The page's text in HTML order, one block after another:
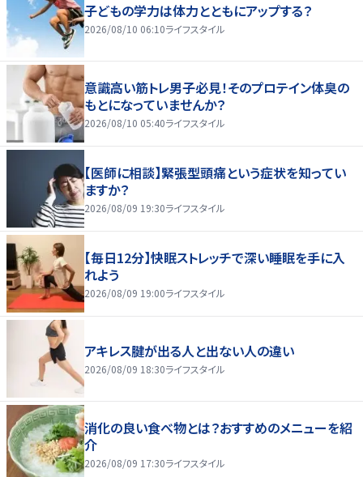
子どもの学力は体力とともにアップする？
2026/08/10 06:10ライフスタイル
意識高い筋トレ男子必見！そのプロテイン体臭の
もとになっていませんか？
2026/08/10 05:40ライフスタイル
【医師に相談】緊張型頭痛という症状を知ってい
ますか？
2026/08/09 19:30ライフスタイル
【毎日12分】快眠ストレッチで深い睡眠を手に入
れよう
2026/08/09 19:00ライフスタイル
アキレス腱が出る人と出ない人の違い
2026/08/09 18:30ライフスタイル
消化の良い食べ物とは？おすすめのメニューを紹
介
2026/08/09 17:30ライフスタイル